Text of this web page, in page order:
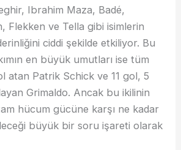
Ibrahim Maza, Badé,
Flekken ve Tella gibi isimlerin
ciddi şekilde etkiliyor. Bu
en büyük umutları ise tüm
atan Patrik Schick ve 11 gol, 5
Grimaldo. Ancak bu ikilinin
hücum gücüne karşı ne kadar
büyük bir soru işareti olarak